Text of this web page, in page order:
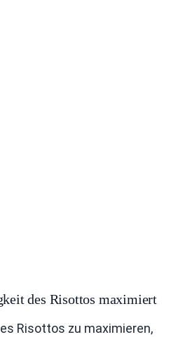
des Risottos maximiert
Risottos zu maximieren,